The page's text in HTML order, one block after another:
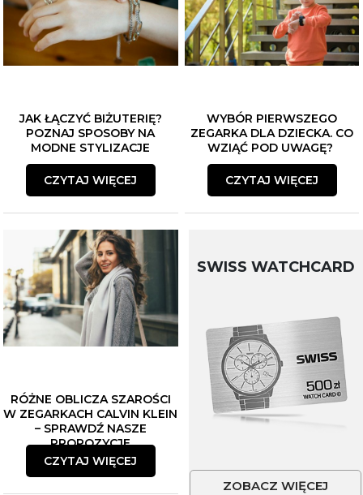
JAK ŁĄCZYĆ BIŻUTERIĘ?
POZNAJ SPOSOBY NA
MODNE STYLIZACJE
CZYTAJ WIĘCEJ
WYBÓR PIERWSZEGO
ZEGARKA DLA DZIECKA. CO
WZIĄĆ POD UWAGĘ?
CZYTAJ WIĘCEJ
RÓŻNE OBLICZA SZAROŚCI
W ZEGARKACH CALVIN KLEIN
– SPRAWDŹ NASZE
PROPOZYCJE
CZYTAJ WIĘCEJ
SWISS WATCHCARD
ZOBACZ WIĘCEJ